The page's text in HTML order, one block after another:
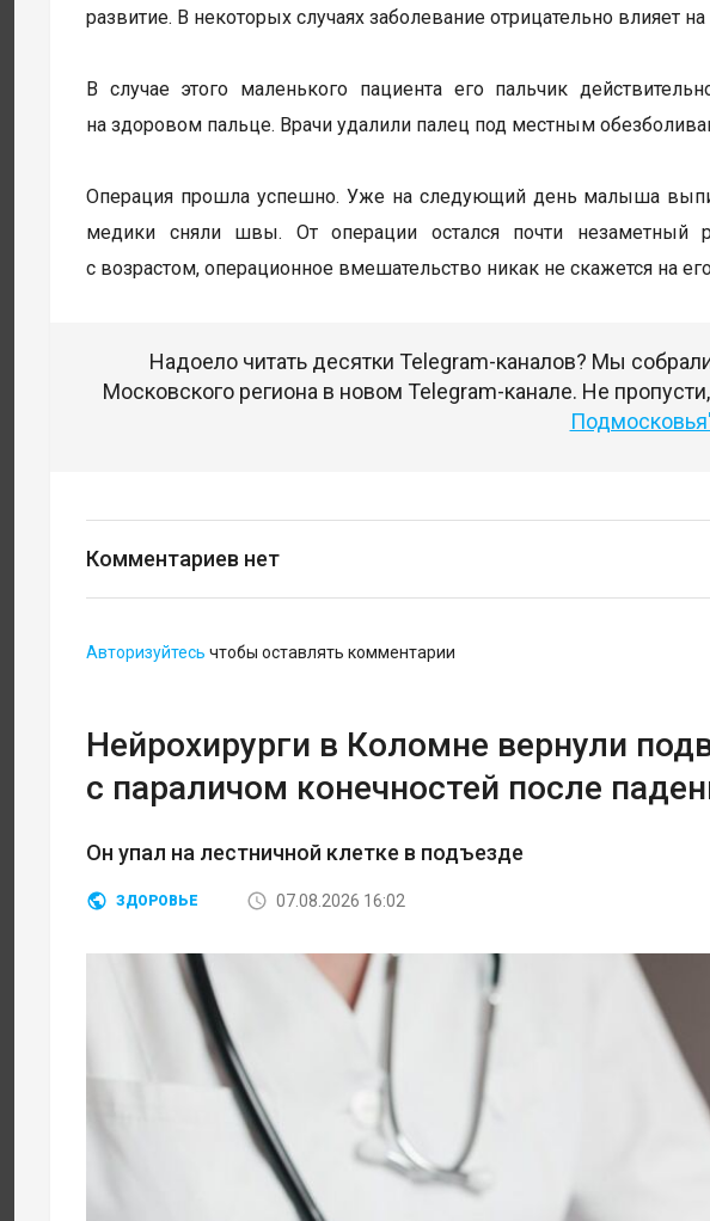
развитие. В некоторых случаях заболевание отрицательно влияет
В случае этого маленького пациента его пальчик
на здоровом пальце. Врачи удалили палец под местным
Операция прошла успешно. Уже на следующий день малыша
медики сняли швы. От операции остался почти незаметный
с возрастом, операционное вмешательство никак не скажется на
Надоело читать десятки Telegram-каналов? Мы
Московского региона в новом Telegram-канале. Не
Комментариев нет
Авторизуйтесь чтобы оставлять комментарии
Нейрохирурги в Коломне вернули
с параличом конечностей после
Он упал на лестничной клетке в подъезде
ЗДОРОВЬЕ 07.08.2026 16:02